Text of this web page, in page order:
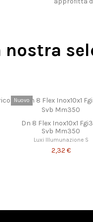
nostra
Nuovo
Dn 8 Flex Inox10x1
Svb Mm350
Luxi Illumunazione S
2,32 €